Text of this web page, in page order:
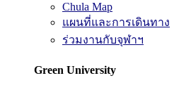
Chula Map
แผนที่และการเดินทาง
ร่วมงานกับจุฬาฯ
Green University